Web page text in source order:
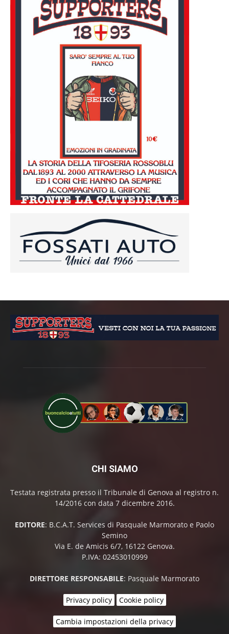
CHI SIAMO
Testata registrata presso il Tribunale di Genova al registro n.
14/2016 con data 7 dicembre 2016.
EDITORE: B.C.A.T. Services di Pasquale Marmorato e Paolo
Semino
Via E. de Amicis 6/7, 16122 Genova.
P.IVA: 02453010999
DIRETTORE RESPONSABILE: Pasquale Marmorato
Privacy policy Cookie policy
Cambia impostazioni della privacy